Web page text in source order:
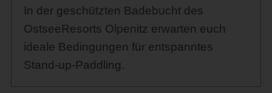
In der geschützten Badebucht des
OstseeResorts Olpenitz erwarten euch
ideale Bedingungen für entspanntes
Stand-up-Paddling.